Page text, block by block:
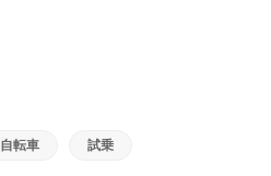
自転車 試乗